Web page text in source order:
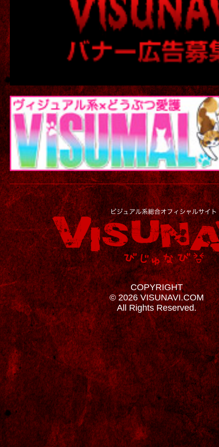
COPYRIGHT
© 2026 VISUNAVI.COM
All Rights Reserved.